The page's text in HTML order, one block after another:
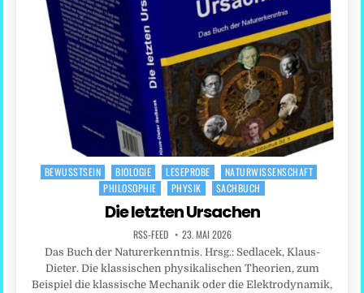
Posted
BEWUSSTSEIN BIOLOGIE LESEPROBE
NATURWISSENSCHAFT
PHILOSOPHIE
PHYSIK SACHBUCH
Die letzten Ursachen
RSS-FEED 23. MAI 2026
Das Buch der Naturerkenntnis. Hrsg.: Sedlacek, Klaus-
Dieter. Die klassischen physikalischen Theorien, zum
Beispiel die klassische Mechanik oder die Elektrodynamik,